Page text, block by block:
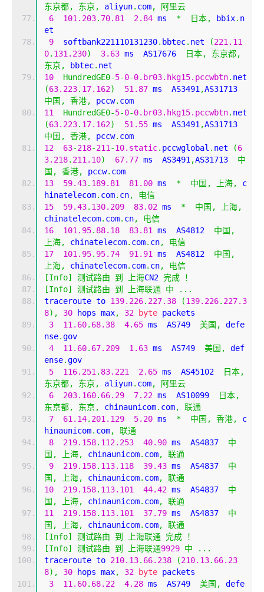
东京都,
东京, aliyun. com,
阿里云
6
101.203. 70.81 2.84 ms * 日本, bbix. n
et
9
  softbank221110131230
. bbtec. net (221.11
0. 131.230) 3.63 ms  AS17676 日本,
东京都,
东京,
bbtec. net
10
HundredGE0-5-0-0.br03.hkg15.pccwbtn.
(63.223. 17.162) 51.87 ms  AS3491 ,
中国,
香港, pccw. com
11
HundredGE0-5-0-0.br03.hkg15.pccwbtn.
(63.223. 17.162) 51.55 ms  AS3491 ,
中国,
香港, pccw. com
12
63-218-211 -10.static. pccwglobal . net (6
3.218. 211.10) 67.77 ms  AS3491 ,AS31713 中
国,
香港, pccw. com
13
59.43. 189.81 81.00 ms * 中国, 上海,
c
hinatelecom. com. cn,
电信
15
59.43. 130.209 83.02 ms * 中国,
上海,
chinatelecom. com. cn,
电信
16
101.95. 88.18 83.81 ms  AS4812 中国,
上海,
chinatelecom. com. cn,
电信
17
101.95. 95.74 91.91 ms  AS4812 中国,
上海,
chinatelecom. com. cn,
电信
[Info] 测试路由 到 上海CN2 完成
！
[Info] 测试路由 到 上海联通 中
...
traceroute to 139.226. 227.38 (139.226. 227.3
8), 30 hops max, 32 byte packets
3
11.60. 68.38 4.65 ms  AS749 美国,
defe
nse.gov
4
11.60. 67.209 1.63 ms  AS749 美国,
def
ense.gov
5
116.251 . 83.221 2.65 ms  AS45102
日本,
东京都,
东京, aliyun. com,
阿里云
6
203.160. 66.29 7.22 ms  AS10099
日本,
东京都,
东京, chinaunicom. com,
联通
7
61.14. 201.129 5.20 ms * 中国, 香港,
c
hinaunicom. com,
联通
8
219.158. 112.253 40.90 ms  AS4837 中
国,
上海, chinaunicom. com,
联通
9
219.158. 113.118 39.43 ms  AS4837 中
国,
上海, chinaunicom. com,
联通
10
219.158. 113.101 44.42 ms  AS4837 中
国,
上海, chinaunicom. com,
联通
11
219.158. 113.101 37.79 ms  AS4837 中
国,
上海, chinaunicom. com,
联通
[Info] 测试路由 到 上海联通 完成
！
[Info] 测试路由 到 上海联通9929 中
...
traceroute to 210.13. 66.238 (210.13. 66.23
8), 30 hops max, 32 byte packets
3
11.60. 68.22 4.28 ms  AS749 美国,
defe